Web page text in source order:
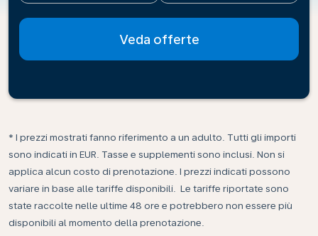
Veda offerte
* I prezzi mostrati fanno riferimento a un adulto. Tutti gli importi
sono indicati in EUR. Tasse e supplementi sono inclusi. Non si
applica alcun costo di prenotazione. I prezzi indicati possono
variare in base alle tariffe disponibili. Le tariffe riportate sono
state raccolte nelle ultime 48 ore e potrebbero non essere più
disponibili al momento della prenotazione.